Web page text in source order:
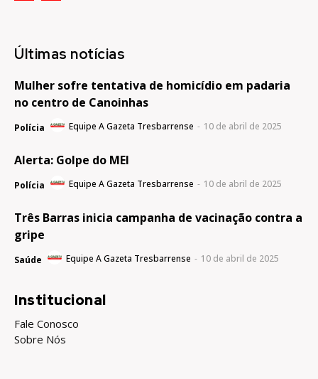
Últimas notícias
Mulher sofre tentativa de homicídio em padaria
no centro de Canoinhas
Polícia Equipe A Gazeta Tresbarrense - 10 de abril de 2025
Alerta: Golpe do MEI
Polícia Equipe A Gazeta Tresbarrense - 10 de abril de 2025
Três Barras inicia campanha de vacinação contra a
gripe
Saúde Equipe A Gazeta Tresbarrense - 10 de abril de 2025
Institucional
Fale Conosco
Sobre Nós